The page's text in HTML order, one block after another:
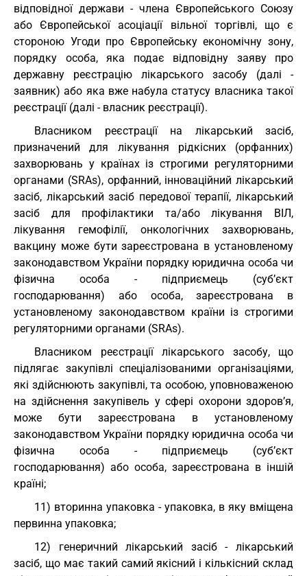
відповідної держави - члена Європейського Союзу
або Європейської асоціації вільної торгівлі, що є
стороною Угоди про Європейську економічну зону,
порядку особа, яка подає відповідну заяву про
державну реєстрацію лікарського засобу (далі -
заявник) або яка вже набула статусу власника такої
реєстрації (далі - власник реєстрації).
Власником реєстрації на лікарський засіб,
призначений для лікування рідкісних (орфанних)
захворювань у країнах із строгими регуляторними
органами (SRAs), орфанний, інноваційний лікарський
засіб, лікарський засіб передової терапії, лікарський
засіб для профілактики та/або лікування ВІЛ,
лікування гемофілії, онкологічних захворювань,
вакцину може бути зареєстрована в установленому
законодавством України порядку юридична особа чи
фізична особа - підприємець (суб’єкт
господарювання) або особа, зареєстрована в
установленому законодавством країни із строгими
регуляторними органами (SRAs).
Власником реєстрації лікарського засобу, що
підлягає закупівлі спеціалізованими організаціями,
які здійснюють закупівлі, та особою, уповноваженою
на здійснення закупівель у сфері охорони здоров’я,
може бути зареєстрована в установленому
законодавством України порядку юридична особа чи
фізична особа - підприємець (суб’єкт
господарювання) або особа, зареєстрована в іншій
країні;
11) вторинна упаковка - упаковка, в яку вміщена
первинна упаковка;
12) генеричний лікарський засіб - лікарський
засіб, що має такий самий якісний і кількісний склад